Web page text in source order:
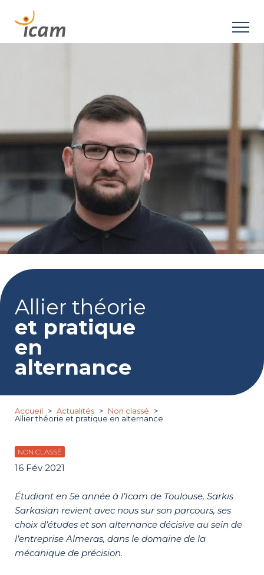
Allier théorie
et pratique
en
alternance
Accueil Actualités
Non classé
Allier théorie et pratique en alternance
NON CLASSÉ
16 Fév 2021
Étudiant en 5e année à l’Icam de Toulouse, Sarkis
Sarkasian revient avec nous sur son parcours, ses
choix d’études et son alternance décisive au sein de
l’entreprise Almeras, dans le domaine de la
mécanique de précision.